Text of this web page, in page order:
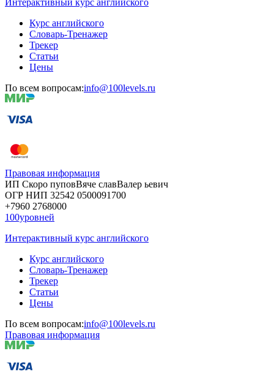
Курс английского
Словарь-Тренажер
Трекер
Статьи
Цены
По всем вопросам:info@100levels.ru
Правовая информация
ИП Скоро пуповВяче славВалер ьевич
ОГР НИП 32542 0500091700
+7960 2768000
100уровней
Интерактивный курс английского
Курс английского
Словарь-Тренажер
Трекер
Статьи
Цены
По всем вопросам:info@100levels.ru
Правовая информация